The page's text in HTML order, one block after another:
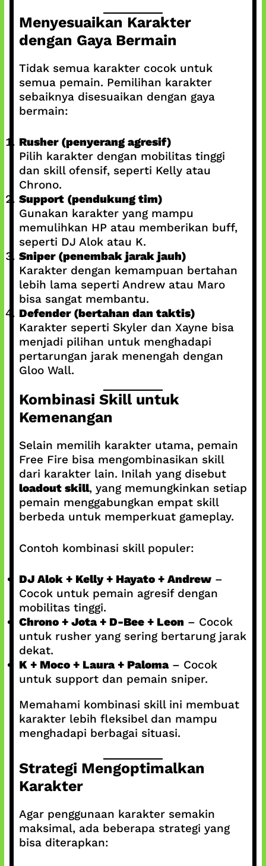
Menyesuaikan Karakter
dengan Gaya Bermain
Tidak semua karakter cocok untuk
semua pemain. Pemilihan karakter
sebaiknya disesuaikan dengan gaya
bermain:
Rusher (penyerang agresif)
Pilih karakter dengan mobilitas tinggi
dan skill ofensif, seperti Kelly atau
Chrono.
Support (pendukung tim)
Gunakan karakter yang mampu
memulihkan HP atau memberikan buff,
seperti DJ Alok atau K.
Sniper (penembak jarak jauh)
Karakter dengan kemampuan bertahan
lebih lama seperti Andrew atau Maro
bisa sangat membantu.
Defender (bertahan dan taktis)
Karakter seperti Skyler dan Xayne bisa
menjadi pilihan untuk menghadapi
pertarungan jarak menengah dengan
Gloo Wall.
Kombinasi Skill untuk
Kemenangan
Selain memilih karakter utama, pemain
Free Fire bisa mengombinasikan skill
dari karakter lain. Inilah yang disebut
loadout skill, yang memungkinkan setiap
pemain menggabungkan empat skill
berbeda untuk memperkuat gameplay.
Contoh kombinasi skill populer:
DJ Alok + Kelly + Hayato + Andrew–
Cocok untuk pemain agresif dengan
mobilitas tinggi.
Chrono + Jota + D-Bee + Leon – Cocok
untuk rusher yang sering bertarung jarak
dekat.
K + Moco + Laura + Paloma– Cocok
untuk support dan pemain sniper.
Memahami kombinasi skill ini membuat
karakter lebih fleksibel dan mampu
menghadapi berbagai situasi.
Strategi Mengoptimalkan
Karakter
Agar penggunaan karakter semakin
maksimal, ada beberapa strategi yang
bisa diterapkan: